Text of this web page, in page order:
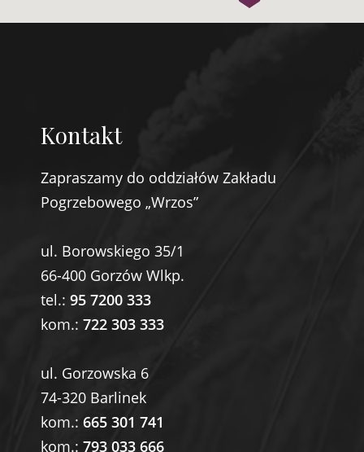
Kontakt
Zapraszamy do oddziałów Zakładu
Pogrzebowego „Wrzos”
ul. Borowskiego 35/1
66-400 Gorzów Wlkp.
tel.: 95 7200 333
kom.: 722 303 333
ul. Gorzowska 6
74-320 Barlinek
kom.: 665 301 741
kom.: 793 033 666